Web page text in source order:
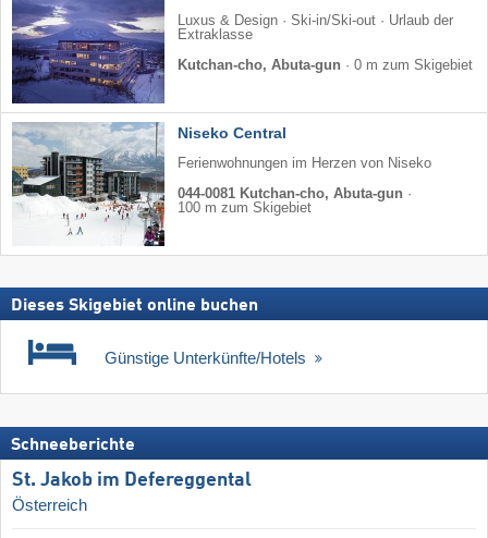
Luxus & Design · Ski-in/Ski-out · Urlaub der
Extraklasse
Kutchan-cho, Abuta-gun · 0 m zum Skigebiet
Niseko Central
Ferienwohnungen im Herzen von Niseko
044-0081 Kutchan-cho, Abuta-gun ·
100 m zum Skigebiet
Dieses Skigebiet online buchen
Günstige Unterkünfte/Hotels
Schneeberichte
St. Jakob im Defereggental
Österreich